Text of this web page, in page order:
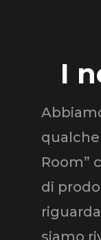
I
qualche
Room”
di
siamo